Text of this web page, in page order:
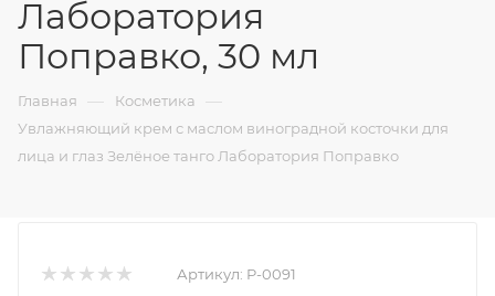
Лаборатория
Поправко, 30 мл
Главная — Косметика —
Увлажняющий крем с маслом виноградной косточки для
лица и глаз Зелёное танго Лаборатория Поправко
Артикул: P-0091